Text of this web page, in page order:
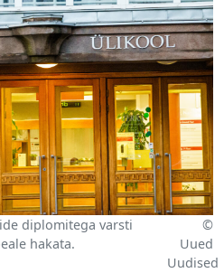
diplomitega varsti
hakata.
©
Uued
Uudised